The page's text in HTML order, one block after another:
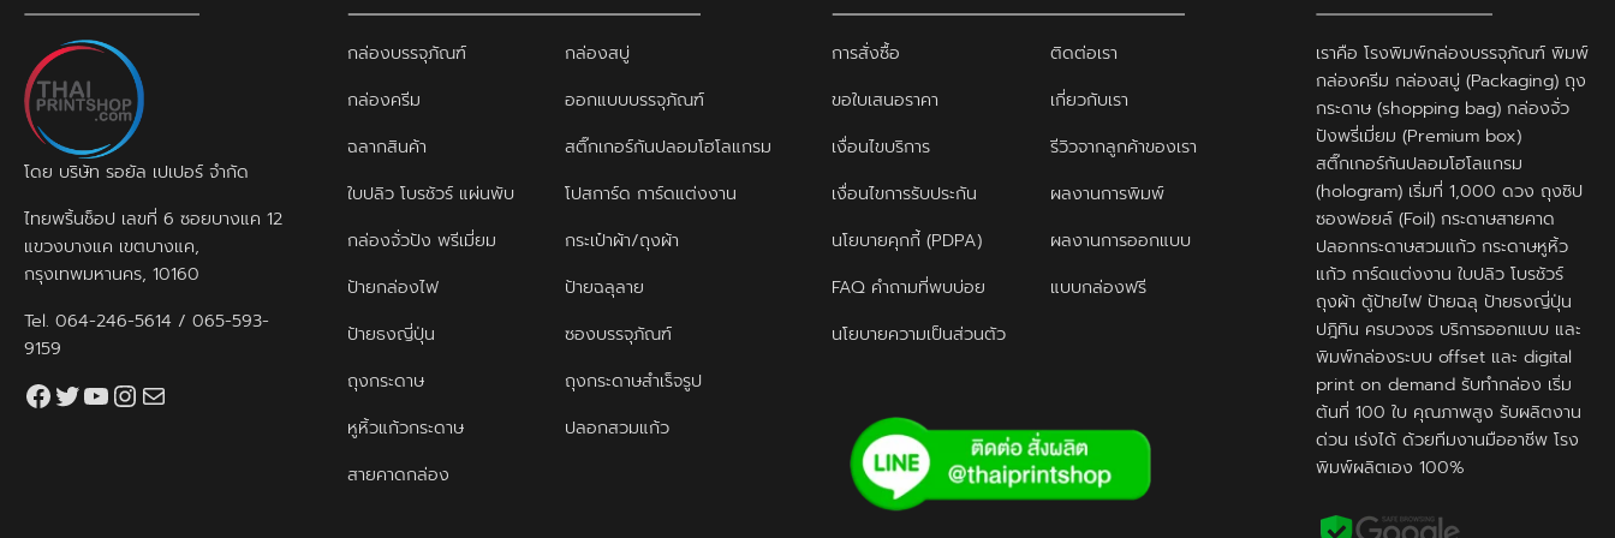
โดย บริษัท รอยัล เปเปอร์ จำกัด
ไทยพริ้นช็อป เลขที่ 6 ซอยบางแค 12
แขวงบางแค เขตบางแค,
กรุงเทพมหานคร, 10160
Tel. 064-246-5614 / 065-593-
9159
Facebook
Twitter
YouTube
Instagram
thaiprintshop.aw@gmail.com
กล่องบรรจุภัณฑ์
กล่องสบู่
กล่องครีม
ออกแบบบรรจุภัณฑ์
ฉลากสินค้า
สติ๊กเกอร์กันปลอมโฮโลแกรม
ใบปลิว โบรชัวร์ แผ่นพับ
โปสการ์ด การ์ดแต่งงาน
กล่องจั่วปัง พรีเมี่ยม
กระเป๋าผ้า/ถุงผ้า
ป้ายกล่องไฟ
ป้ายฉลุลาย
ป้ายธงญี่ปุ่น
ซองบรรจุภัณฑ์
ถุงกระดาษ
ถุงกระดาษสำเร็จรูป
หูหิ้วแก้วกระดาษ
ปลอกสวมแก้ว
สายคาดกล่อง
การสั่งซื้อ
ติดต่อเรา
ขอใบเสนอราคา
เกี่ยวกับเรา
เงื่อนไขบริการ
รีวิวจากลูกค้าของเรา
เงื่อนไขการรับประกัน
ผลงานการพิมพ์
นโยบายคุกกี้ (PDPA)
ผลงานการออกแบบ
FAQ คำถามที่พบบ่อย
แบบกล่องฟรี
นโยบายความเป็นส่วนตัว
เราคือ โรงพิมพ์กล่องบรรจุภัณฑ์ พิมพ์
กล่องครีม กล่องสบู่ (Packaging) ถุง
กระดาษ (shopping bag) กล่องจั่ว
ปังพรี่เมี่ยม (Premium box)
สติ๊กเกอร์กันปลอมโฮโลแกรม
(hologram) เริ่มที่ 1,000 ดวง ถุงซิป
ซองฟอยล์ (Foil) กระดาษสายคาด
ปลอกกระดาษสวมแก้ว กระดาษหูหิ้ว
แก้ว การ์ดแต่งงาน ใบปลิว โบรชัวร์
ถุงผ้า ตู้ป้ายไฟ ป้ายฉลุ ป้ายธงญี่ปุ่น
ปฎิทิน ครบวงจร บริการออกแบบ และ
พิมพ์กล่องระบบ offset และ digital
print on demand รับทำกล่อง เริ่ม
ต้นที่ 100 ใบ คุณภาพสูง รับผลิตงาน
ด่วน เร่งได้ ด้วยทีมงานมืออาชีพ โรง
พิมพ์ผลิตเอง 100%